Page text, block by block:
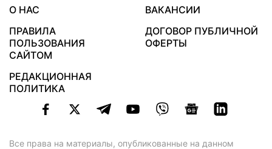
О НАС
ВАКАНСИИ
ПРАВИЛА
ПОЛЬЗОВАНИЯ
САЙТОМ
ДОГОВОР ПУБЛИЧНОЙ
ОФЕРТЫ
РЕДАКЦИОННАЯ
ПОЛИТИКА
Все права на материалы, опубликованные на данном